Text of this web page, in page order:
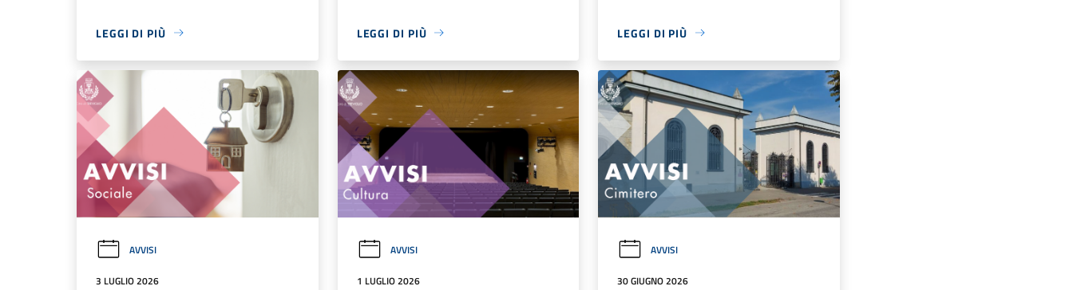
LEGGI DI PIÙ LEGGI DI PIÙ LEGGI DI PIÙ
AVVISI
3 LUGLIO 2026
AVVISI
1 LUGLIO 2026
AVVISI
30 GIUGNO 2026